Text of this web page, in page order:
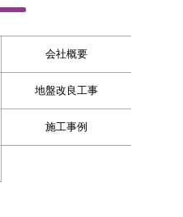
会社概要
地盤改良工事
施工事例